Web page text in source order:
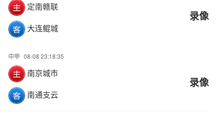
定南赣联
大连鲲城
录像
中甲 08-08 23:18:35
南京城市
南通支云
录像